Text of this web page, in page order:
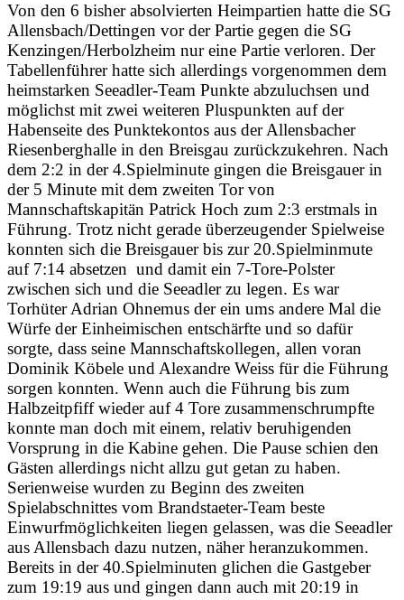
Von den 6 bisher absolvierten Heimpartien hatte die SG
Allensbach/Dettingen vor der Partie gegen die SG
Kenzingen/Herbolzheim nur eine Partie verloren. Der
Tabellenführer hatte sich allerdings vorgenommen dem
heimstarken Seeadler-Team Punkte abzuluchsen und
möglichst mit zwei weiteren Pluspunkten auf der
Habenseite des Punktekontos aus der Allensbacher
Riesenberghalle in den Breisgau zurückzukehren. Nach
dem 2:2 in der 4.Spielminute gingen die Breisgauer in
der 5 Minute mit dem zweiten Tor von
Mannschaftskapitän Patrick Hoch zum 2:3 erstmals in
Führung. Trotz nicht gerade überzeugender Spielweise
konnten sich die Breisgauer bis zur 20.Spielminmute
auf 7:14 absetzen und damit ein 7-Tore-Polster
zwischen sich und die Seeadler zu legen. Es war
Torhüter Adrian Ohnemus der ein ums andere Mal die
Würfe der Einheimischen entschärfte und so dafür
sorgte, dass seine Mannschaftskollegen, allen voran
Dominik Köbele und Alexandre Weiss für die Führung
sorgen konnten. Wenn auch die Führung bis zum
Halbzeitpfiff wieder auf 4 Tore zusammenschrumpfte
konnte man doch mit einem, relativ beruhigenden
Vorsprung in die Kabine gehen. Die Pause schien den
Gästen allerdings nicht allzu gut getan zu haben.
Serienweise wurden zu Beginn des zweiten
Spielabschnittes vom Brandstaeter-Team beste
Einwurfmöglichkeiten liegen gelassen, was die Seeadler
aus Allensbach dazu nutzen, näher heranzukommen.
Bereits in der 40.Spielminuten glichen die Gastgeber
zum 19:19 aus und gingen dann auch mit 20:19 in